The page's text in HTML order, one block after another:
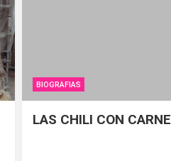
BIOGRAFIAS
LAS CHILI CON CARNE